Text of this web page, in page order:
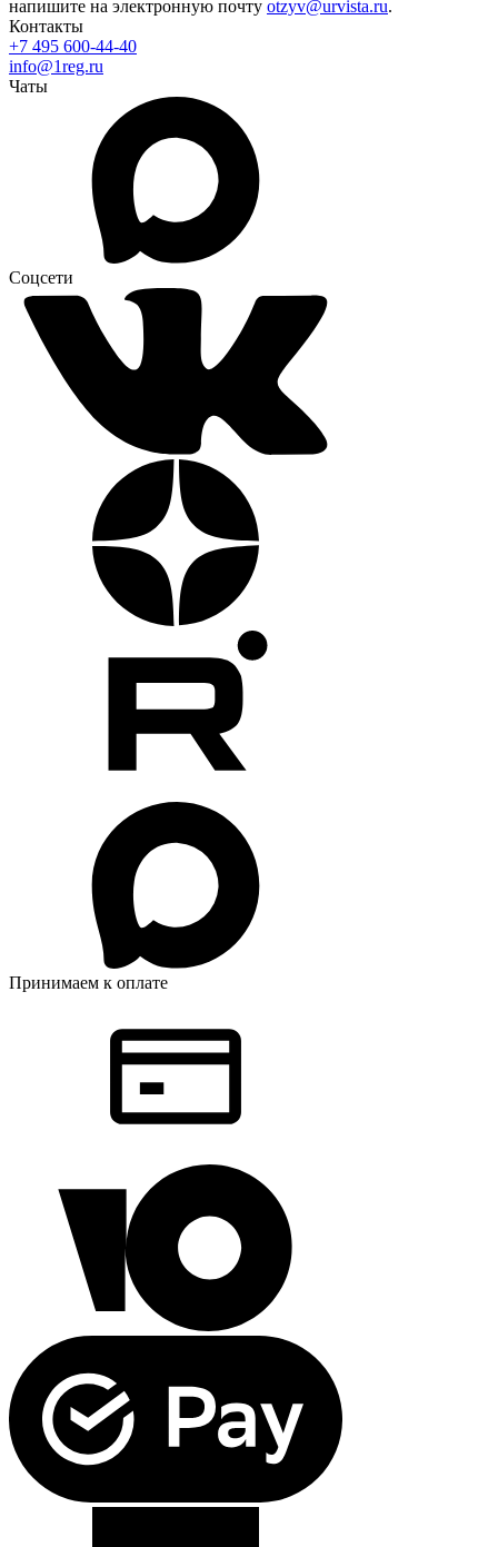
напишите на электронную почту otzyv@urvista.ru.
Контакты
+7 495 600-44-40
info@1reg.ru
Чаты
Соцсети
Принимаем к оплате